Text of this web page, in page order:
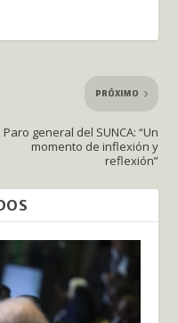
PRÓXIMO
Paro general del SUNCA: “Un
momento de inflexión y
reflexión”